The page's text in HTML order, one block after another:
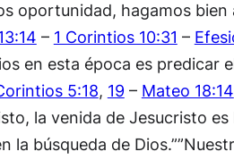
oportunidad, hagamos
– 1 Corintios 10:31 –
en esta época es predicar
5:18, 19 – Mateo 18:14
la venida de Jesucristo
búsqueda de